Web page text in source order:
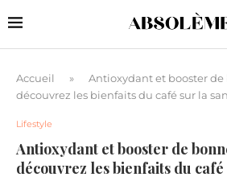
Accueil »
Antioxydant et booster
découvrez les bienfaits du café sur la
Lifestyle
Antioxydant et booster de
découvrez les bienfaits du café